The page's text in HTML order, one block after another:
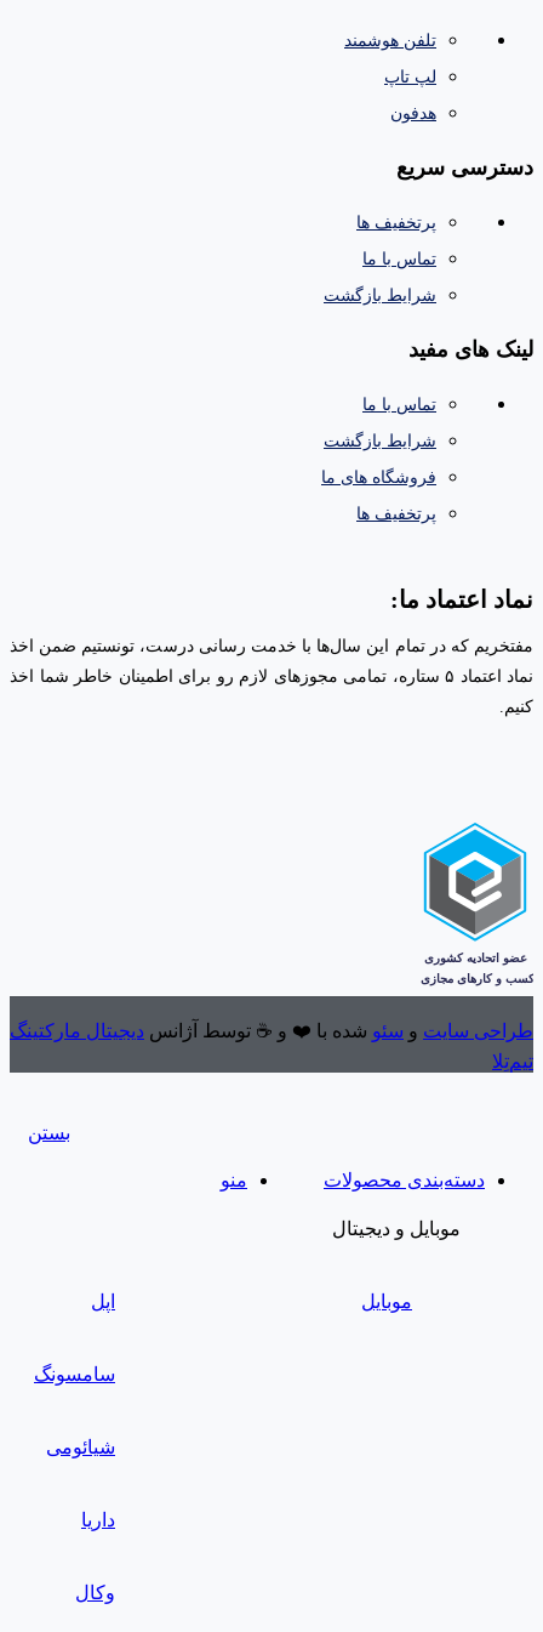
تلفن هوشمند
لپ تاپ
هدفون
دسترسی سریع
پرتخفیف ها
تماس با ما
شرایط بازگشت
لینک های مفید
تماس با ما
شرایط بازگشت
فروشگاه های ما
پرتخفیف ها
نماد اعتماد ما:
مفتخریم که در تمام این سال‌ها با خدمت رسانی درست، تونستیم ضمن اخذ
نماد اعتماد ۵ ستاره، تمامی مجوز‌های لازم رو برای اطمینان خاطر شما اخذ
کنیم.
طراحی سایت و سئو شده با ❤️ و ☕ توسط آژانس دیجیتال مارکتینگ
تیم‌تِلا
بستن
دسته‌بندی محصولات منو
موبایل و دیجیتال
موبایل اپل
سامسونگ
شیائومی
داریا
وکال